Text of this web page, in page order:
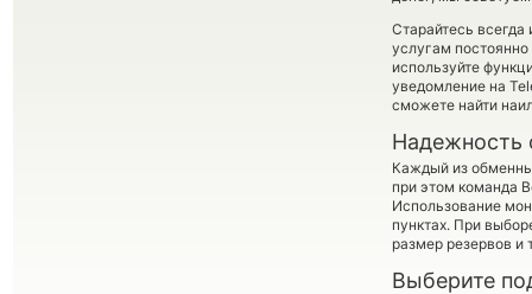
Старайтесь всегда
услугам
используйте
уведомление на
сможете найти
Надежность
Каждый из
при этом команда
Использование
пунктах. При
размер резервов и
Выберите